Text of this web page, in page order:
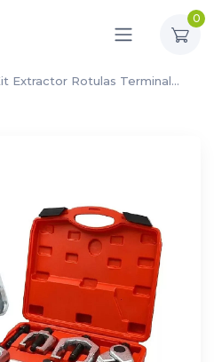
0
Extractor Rotulas Terminal…